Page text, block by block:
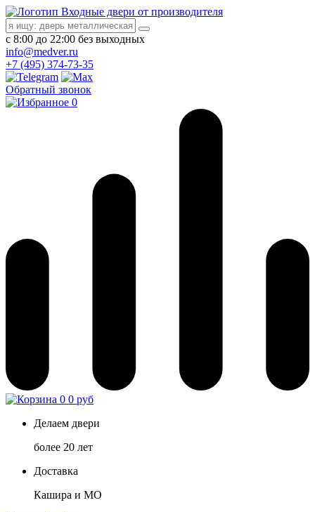
Входные двери от производителя
с 8:00 до 22:00 без выходных
info@medver.ru
+7 (495) 374-73-35
Обратный звонок
0
0 0 руб
Делаем двери
более 20 лет
Доставка
Кашира и МО